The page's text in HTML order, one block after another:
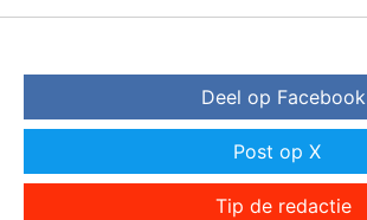
Deel op Facebook
Post op X
Tip de redactie